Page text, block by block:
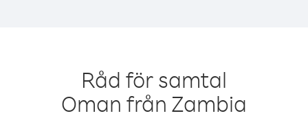
Råd för samtal
Oman från Zambia